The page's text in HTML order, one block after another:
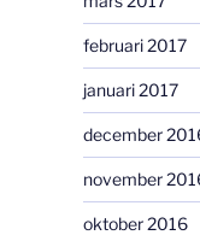
februari 2017
januari 2017
december
november
oktober 2016